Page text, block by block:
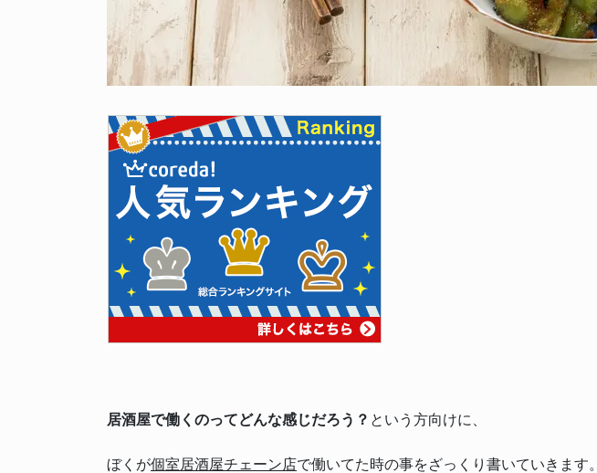
居酒屋で働くのってどんな感じだろう？ という方向けに、
ぼくが個室居酒屋チェーン店で働いてた時の事をざっくり書いていきます。